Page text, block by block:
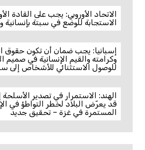
الاتحاد الأوروبي: يجب على القادة
الاستجابة للوضع في سبتة بإنسانية
إسبانيا: يجب ضمان أن تكون حقوق
وكرامته والقيم الإنسانية في صميم
للوصول الاستثنائي للأشخاص إلى
الهند: الاستمرار في تصدير الأسلحة
قد يعرّض البلاد لخطر التواطؤ في
المستمرة في غزة – تحقيق جديد